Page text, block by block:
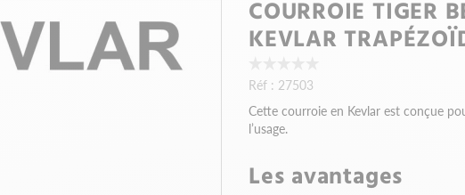
COURROIE TIGER
KEVLAR
Réf : 27503
Cette courroie en Kevlar est conçue
l’usage.
Les avantages